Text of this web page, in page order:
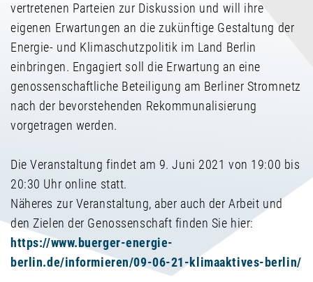
vertretenen Parteien zur Diskussion und will ihre
eigenen Erwartungen an die zukünftige Gestaltung der
Energie- und Klimaschutzpolitik im Land Berlin
einbringen. Engagiert soll die Erwartung an eine
genossenschaftliche Beteiligung am Berliner Stromnetz
nach der bevorstehenden Rekommunalisierung
vorgetragen werden.
Die Veranstaltung findet am 9. Juni 2021 von 19:00 bis
20:30 Uhr online statt.
Näheres zur Veranstaltung, aber auch der Arbeit und
den Zielen der Genossenschaft finden Sie hier:
https://www.buerger-energie-
berlin.de/informieren/09-06-21-klimaaktives-berlin/